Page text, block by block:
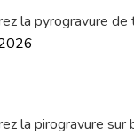
la pyrogravure de
la pirogravure sur